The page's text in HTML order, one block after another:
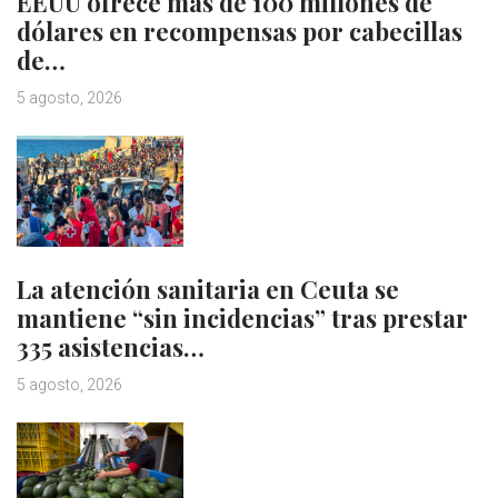
dólares en recompensas por cabecillas
de…
5 agosto, 2026
La atención sanitaria en Ceuta se
mantiene “sin incidencias” tras prestar
335 asistencias…
5 agosto, 2026